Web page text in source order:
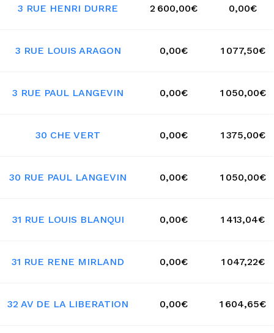
3 RUE HENRI DURRE 2 600,00€ 0,00€
3 RUE LOUIS ARAGON 0,00€ 1 077,50€
3 RUE PAUL LANGEVIN 0,00€ 1 050,00€
30 CHE VERT 0,00€ 1 375,00€
30 RUE PAUL LANGEVIN 0,00€ 1 050,00€
31 RUE LOUIS BLANQUI 0,00€ 1 413,04€
31 RUE RENE MIRLAND 0,00€ 1 047,22€
32 AV DE LA LIBERATION 0,00€ 1 604,65€